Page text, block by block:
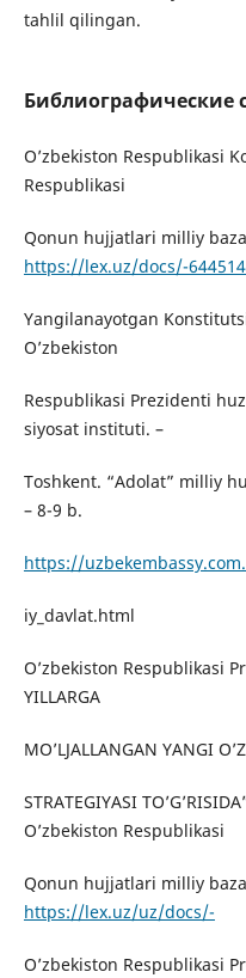
tahlil qilingan.
Библиографические
O’zbekiston Respublikasi
Respublikasi
Qonun hujjatlari milliy
https://lex.uz/docs/-
Yangilanayotgan
O’zbekiston
Respublikasi Prezidenti
siyosat instituti. –
Toshkent. “Adolat” milliy
– 8-9 b.
https://
iy_davlat.html
O’zbekiston Respublikasi
YILLARGA
MO’LJALLANGAN YANGI
STRATEGIYASI
O’zbekiston Respublikasi
Qonun hujjatlari milliy
https://lex.uz/uz/docs/-
O’zbekiston Respublikasi